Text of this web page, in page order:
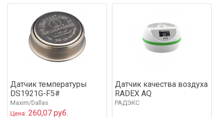
Датчик температуры
DS1921G-F5#
Maxim/Dallas
Цена: 260,07 руб.
Датчик качества воздуха
RADEX AQ
РАДЭКС